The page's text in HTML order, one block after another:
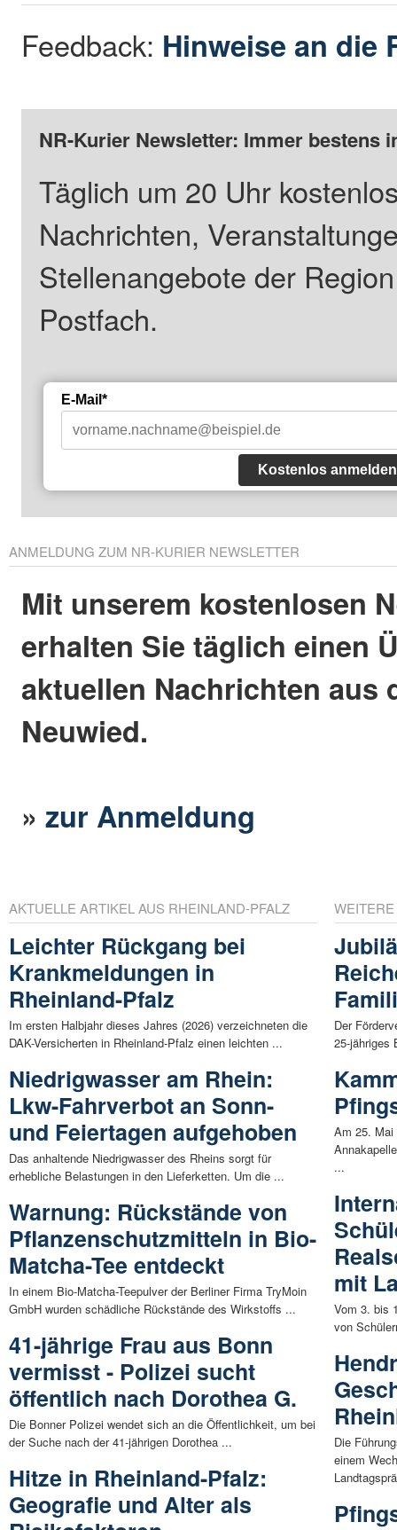
Feedback: Hinweise an die
NR-Kurier Newsletter: Immer bestens
Täglich um 20 Uhr
Nachrichten,
Stellenangebote der
Postfach.
E-Mail*
Kostenlos anmelden
ANMELDUNG ZUM NR-KURIER NEWSLETTER
Mit unserem kostenlosen
erhalten Sie täglich einen
aktuellen Nachrichten aus
Neuwied.
»zur Anmeldung
AKTUELLE ARTIKEL AUS RHEINLAND-PFALZ
Leichter Rückgang bei
Krankmeldungen in
Rheinland-Pfalz
Im ersten Halbjahr dieses Jahres (2026) verzeichneten die
DAK-Versicherten in Rheinland-Pfalz einen leichten ...
Niedrigwasser am Rhein:
Lkw-Fahrverbot an Sonn-
und Feiertagen aufgehoben
Das anhaltende Niedrigwasser des Rheins sorgt für
erhebliche Belastungen in den Lieferketten. Um die ...
Warnung: Rückstände von
Pflanzenschutzmitteln in Bio-
Matcha-Tee entdeckt
In einem Bio-Matcha-Teepulver der Berliner Firma TryMoin
GmbH wurden schädliche Rückstände des Wirkstoffs ...
41-jährige Frau aus Bonn
vermisst - Polizei sucht
öffentlich nach Dorothea G.
Die Bonner Polizei wendet sich an die Öffentlichkeit, um bei
der Suche nach der 41-jährigen Dorothea ...
Hitze in Rheinland-Pfalz:
Geografie und Alter als
Der
25-jähriges
Am 25. Mai
...
mit
Vom 3. bis
von
Die
einem